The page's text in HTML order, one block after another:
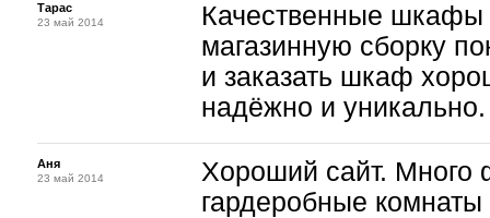
Тарас
23 май 2014
Качественные
магазинную сборку
и заказать шкаф
надёжно и уникально.
Аня
23 май 2014
Хороший сайт. Много
гардеробные